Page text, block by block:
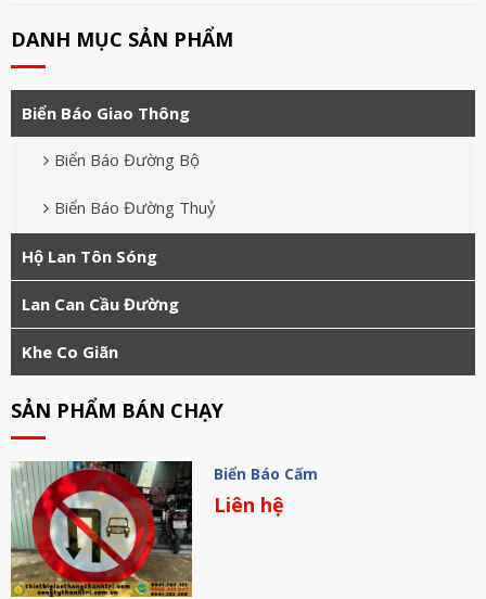
DANH MỤC SẢN PHẨM
Biển Báo Giao Thông
Biển Báo Đường Bộ
Biển Báo Đường Thuỷ
Hộ Lan Tôn Sóng
Lan Can Cầu Đường
Khe Co Giãn
SẢN PHẨM BÁN CHẠY
Biển Báo Cấm
Liên hệ